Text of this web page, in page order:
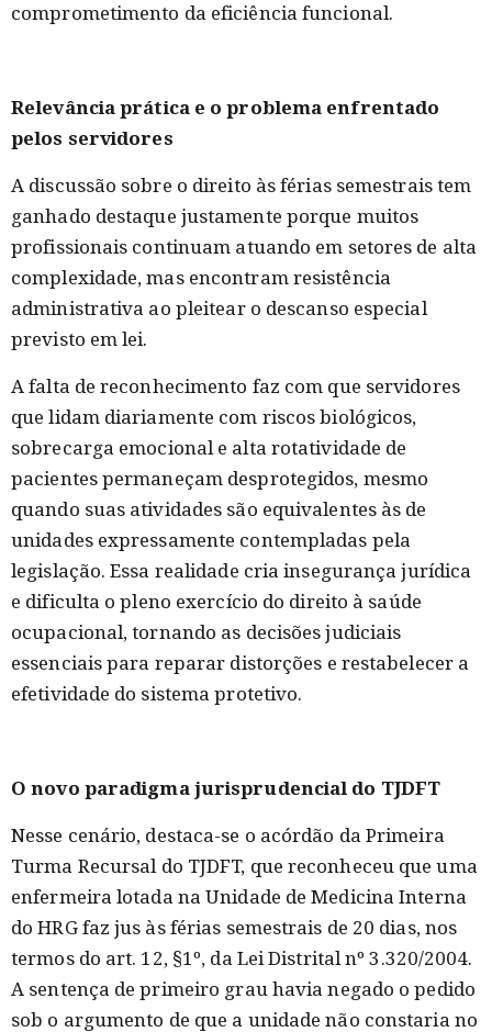
comprometimento da eficiência funcional.
Relevância prática e o problema enfrentado
pelos servidores
A discussão sobre o direito às férias semestrais tem
ganhado destaque justamente porque muitos
profissionais continuam atuando em setores de alta
complexidade, mas encontram resistência
administrativa ao pleitear o descanso especial
previsto em lei.
A falta de reconhecimento faz com que servidores
que lidam diariamente com riscos biológicos,
sobrecarga emocional e alta rotatividade de
pacientes permaneçam desprotegidos, mesmo
quando suas atividades são equivalentes às de
unidades expressamente contempladas pela
legislação. Essa realidade cria insegurança jurídica
e dificulta o pleno exercício do direito à saúde
ocupacional, tornando as decisões judiciais
essenciais para reparar distorções e restabelecer a
efetividade do sistema protetivo.
O novo paradigma jurisprudencial do TJDFT
Nesse cenário, destaca-se o acórdão da Primeira
Turma Recursal do TJDFT, que reconheceu que uma
enfermeira lotada na Unidade de Medicina Interna
do HRG faz jus às férias semestrais de 20 dias, nos
termos do art. 12, §1º, da Lei Distrital nº 3.320/2004.
A sentença de primeiro grau havia negado o pedido
sob o argumento de que a unidade não constaria no